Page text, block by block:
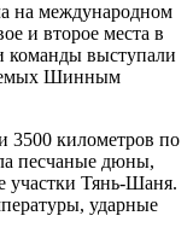
на международном
и второе места в
команды выступали
Шинным
3500 километров по
песчаные дюны,
участки Тянь-Шаня.
ударные